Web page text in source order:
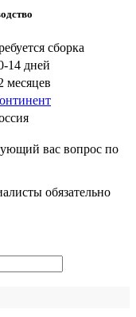
сборка
14 дней
месяцев
вас вопрос по
обязательно